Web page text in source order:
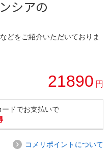
シアの
どをご紹介いただいておりま
21890 円
ドでお支払いで
コメリポイントについて